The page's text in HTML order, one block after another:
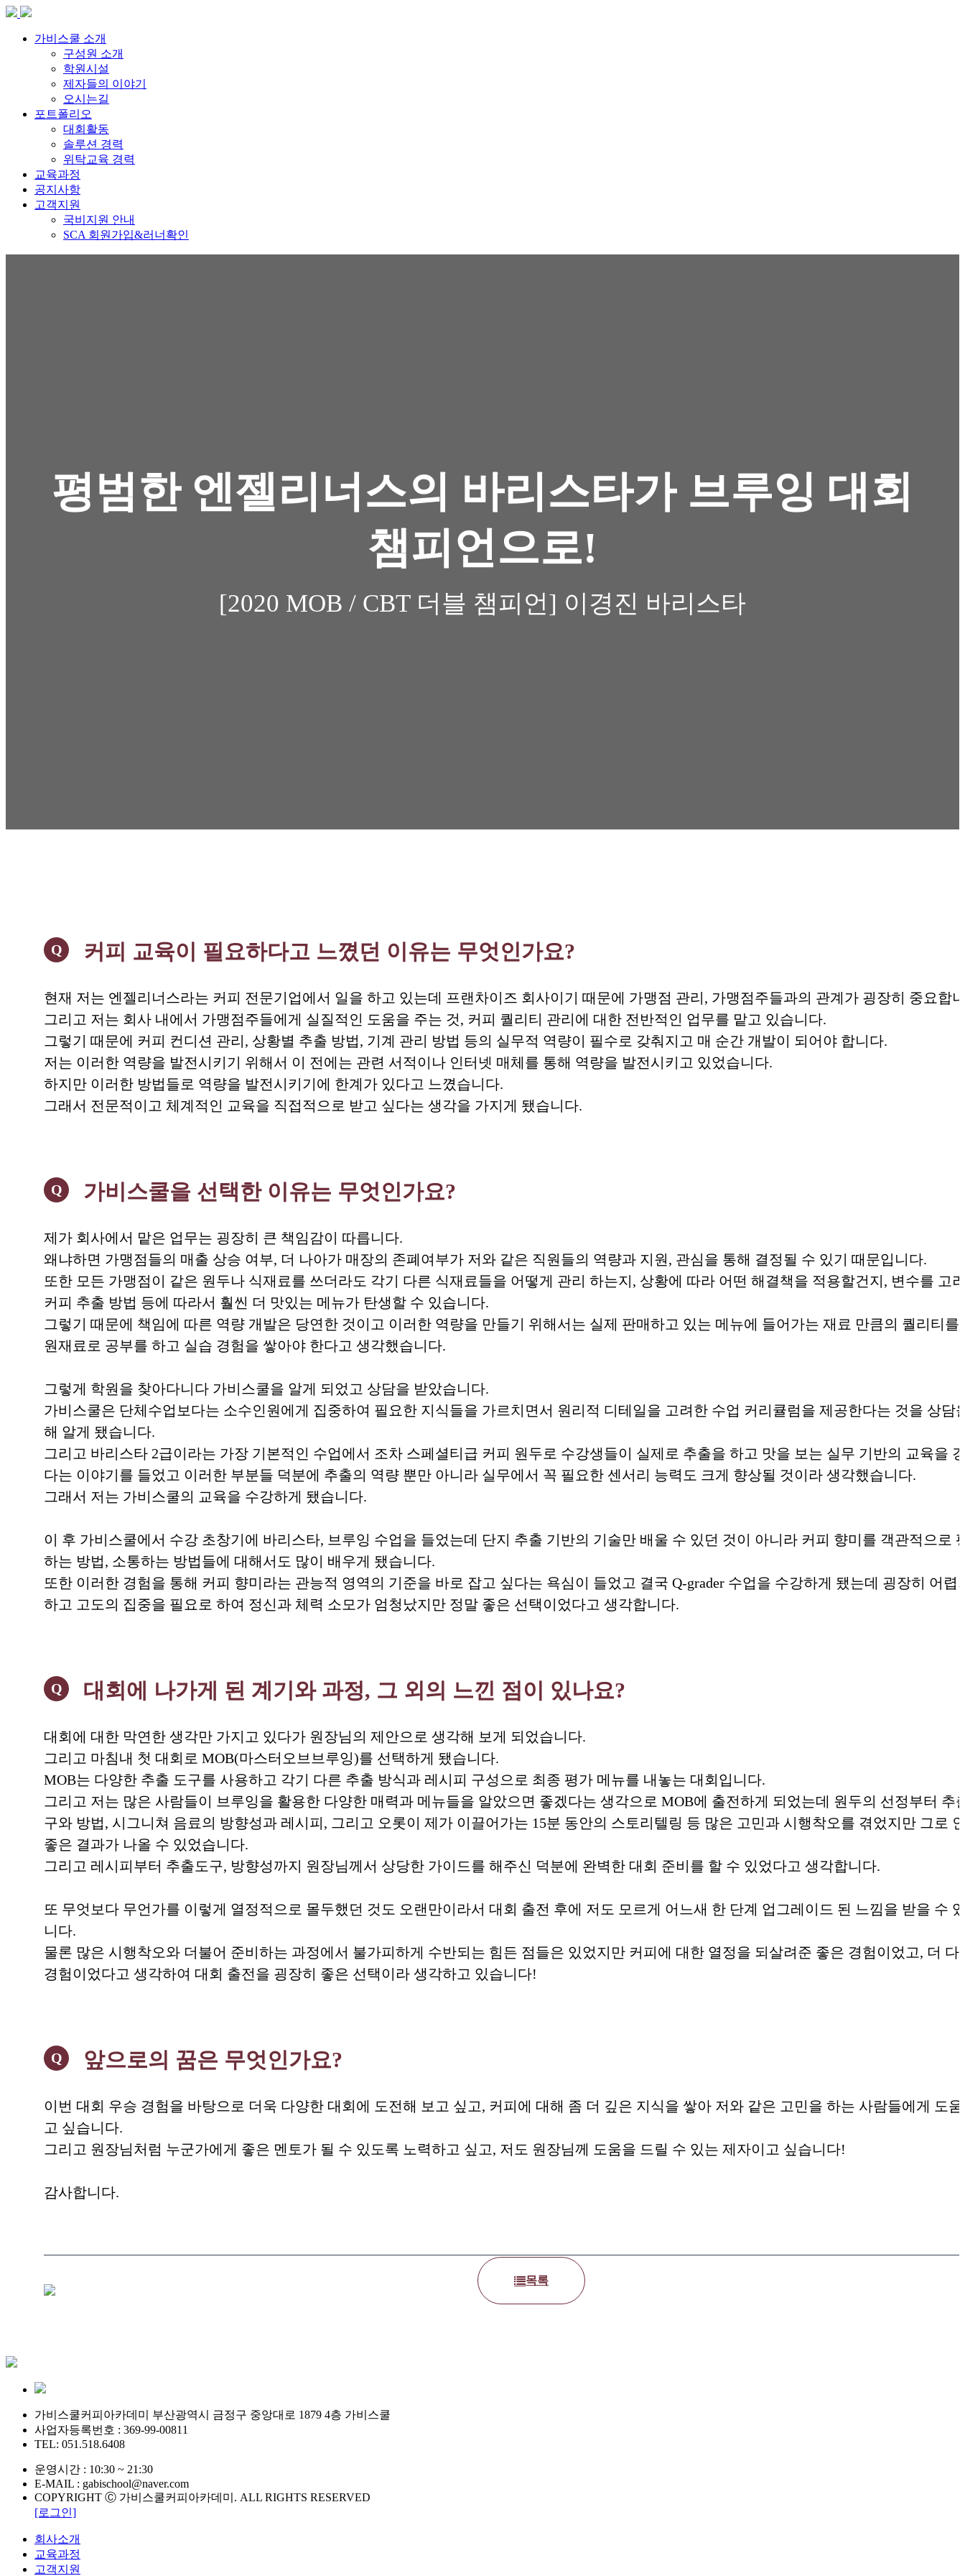
가비스쿨 소개
구성원 소개
학원시설
제자들의 이야기
오시는길
포트폴리오
대회활동
솔루션 경력
위탁교육 경력
교육과정
공지사항
고객지원
국비지원 안내
SCA 회원가입&러너확인
평범한 엔젤리너스의 바리스타가 브루잉 대회
챔피언으로!
[2020 MOB / CBT 더블 챔피언] 이경진 바리스타
Q 커피 교육이 필요하다고 느꼈던 이유는 무엇인가요?
현재 저는 엔젤리너스라는 커피 전문기업에서 일을 하고 있는데 프랜차이즈 회사이기 때문에 가맹점 관리, 가맹점주들과의 관계가 굉장히 중요합
그리고 저는 회사 내에서 가맹점주들에게 실질적인 도움을 주는 것, 커피 퀄리티 관리에 대한 전반적인 업무를 맡고 있습니다.
그렇기 때문에 커피 컨디션 관리, 상황별 추출 방법, 기계 관리 방법 등의 실무적 역량이 필수로 갖춰지고 매 순간 개발이 되어야 합니다.
저는 이러한 역량을 발전시키기 위해서 이 전에는 관련 서적이나 인터넷 매체를 통해 역량을 발전시키고 있었습니다.
하지만 이러한 방법들로 역량을 발전시키기에 한계가 있다고 느꼈습니다.
그래서 전문적이고 체계적인 교육을 직접적으로 받고 싶다는 생각을 가지게 됐습니다.
Q 가비스쿨을 선택한 이유는 무엇인가요?
제가 회사에서 맡은 업무는 굉장히 큰 책임감이 따릅니다.
왜냐하면 가맹점들의 매출 상승 여부, 더 나아가 매장의 존폐여부가 저와 같은 직원들의 역량과 지원, 관심을 통해 결정될 수 있기 때문입니다.
또한 모든 가맹점이 같은 원두나 식재료를 쓰더라도 각기 다른 식재료들을 어떻게 관리 하는지, 상황에 따라 어떤 해결책을 적용할건지, 변수를 고
커피 추출 방법 등에 따라서 훨씬 더 맛있는 메뉴가 탄생할 수 있습니다.
그렇기 때문에 책임에 따른 역량 개발은 당연한 것이고 이러한 역량을 만들기 위해서는 실제 판매하고 있는 메뉴에 들어가는 재료 만큼의 퀄리티를
원재료로 공부를 하고 실습 경험을 쌓아야 한다고 생각했습니다.
그렇게 학원을 찾아다니다 가비스쿨을 알게 되었고 상담을 받았습니다.
가비스쿨은 단체수업보다는 소수인원에게 집중하여 필요한 지식들을 가르치면서 원리적 디테일을 고려한 수업 커리큘럼을 제공한다는 것을 상담
해 알게 됐습니다.
그리고 바리스타 2급이라는 가장 기본적인 수업에서 조차 스페셜티급 커피 원두로 수강생들이 실제로 추출을 하고 맛을 보는 실무 기반의 교육을
다는 이야기를 들었고 이러한 부분들 덕분에 추출의 역량 뿐만 아니라 실무에서 꼭 필요한 센서리 능력도 크게 향상될 것이라 생각했습니다.
그래서 저는 가비스쿨의 교육을 수강하게 됐습니다.
이 후 가비스쿨에서 수강 초창기에 바리스타, 브루잉 수업을 들었는데 단지 추출 기반의 기술만 배울 수 있던 것이 아니라 커피 향미를 객관적으로
하는 방법, 소통하는 방법들에 대해서도 많이 배우게 됐습니다.
또한 이러한 경험을 통해 커피 향미라는 관능적 영역의 기준을 바로 잡고 싶다는 욕심이 들었고 결국 Q-grader 수업을 수강하게 됐는데 굉장히 어렵
하고 고도의 집중을 필요로 하여 정신과 체력 소모가 엄청났지만 정말 좋은 선택이었다고 생각합니다.
Q 대회에 나가게 된 계기와 과정, 그 외의 느낀 점이 있나요?
대회에 대한 막연한 생각만 가지고 있다가 원장님의 제안으로 생각해 보게 되었습니다.
그리고 마침내 첫 대회로 MOB(마스터오브브루잉)를 선택하게 됐습니다.
MOB는 다양한 추출 도구를 사용하고 각기 다른 추출 방식과 레시피 구성으로 최종 평가 메뉴를 내놓는 대회입니다.
그리고 저는 많은 사람들이 브루잉을 활용한 다양한 매력과 메뉴들을 알았으면 좋겠다는 생각으로 MOB에 출전하게 되었는데 원두의 선정부터 추
구와 방법, 시그니쳐 음료의 방향성과 레시피, 그리고 오롯이 제가 이끌어가는 15분 동안의 스토리텔링 등 많은 고민과 시행착오를 겪었지만 그로
좋은 결과가 나올 수 있었습니다.
그리고 레시피부터 추출도구, 방향성까지 원장님께서 상당한 가이드를 해주신 덕분에 완벽한 대회 준비를 할 수 있었다고 생각합니다.
또 무엇보다 무언가를 이렇게 열정적으로 몰두했던 것도 오랜만이라서 대회 출전 후에 저도 모르게 어느새 한 단계 업그레이드 된 느낌을 받을 수
니다.
물론 많은 시행착오와 더불어 준비하는 과정에서 불가피하게 수반되는 힘든 점들은 있었지만 커피에 대한 열정을 되살려준 좋은 경험이었고, 더 다
경험이었다고 생각하여 대회 출전을 굉장히 좋은 선택이라 생각하고 있습니다!
Q 앞으로의 꿈은 무엇인가요?
이번 대회 우승 경험을 바탕으로 더욱 다양한 대회에 도전해 보고 싶고, 커피에 대해 좀 더 깊은 지식을 쌓아 저와 같은 고민을 하는 사람들에게 도
고 싶습니다.
그리고 원장님처럼 누군가에게 좋은 멘토가 될 수 있도록 노력하고 싶고, 저도 원장님께 도움을 드릴 수 있는 제자이고 싶습니다!
감사합니다.
목록
가비스쿨커피아카데미 부산광역시 금정구 중앙대로 1879 4층 가비스쿨
사업자등록번호 : 369-99-00811
TEL: 051.518.6408
운영시간 : 10:30 ~ 21:30
E-MAIL : gabischool@naver.com
COPYRIGHT Ⓒ 가비스쿨커피아카데미. ALL RIGHTS RESERVED
[로그인]
회사소개
교육과정
고객지원